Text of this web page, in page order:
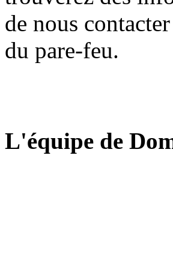
de nous
du pare-feu.
L'équipe de